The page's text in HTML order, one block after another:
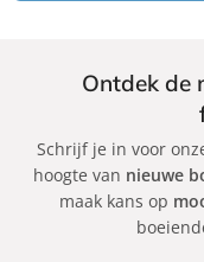
Ontdek de
Schrijf je in voor
hoogte van nieuwe
maak kans op